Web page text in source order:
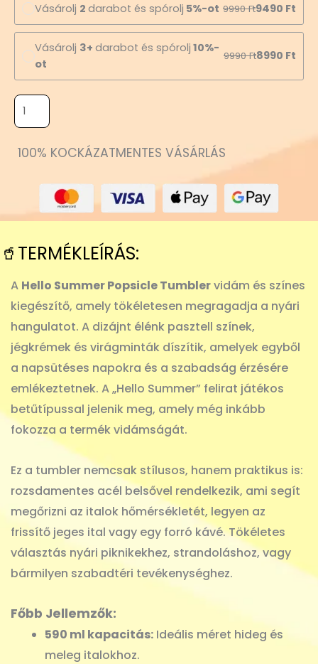
Vásárolj 2 darabot és spórolj 5%-ot 9990Ft9490 Ft
Vásárolj 3+ darabot és spórolj 10%-
ot
9990Ft8990 Ft
100% KOCKÁZATMENTES VÁSÁRLÁS
🥤TERMÉKLEÍRÁS:
A Hello Summer Popsicle Tumblervidám és színes
kiegészítő, amely tökéletesen megragadja a nyári
hangulatot. A dizájnt élénk pasztell színek,
jégkrémek és virágminták díszítik, amelyek egyből
a napsütéses napokra és a szabadság érzésére
emlékeztetnek. A „Hello Summer” felirat játékos
betűtípussal jelenik meg, amely még inkább
fokozza a termék vidámságát.
Ez a tumbler nemcsak stílusos, hanem praktikus is:
rozsdamentes acél belsővel rendelkezik, ami segít
megőrizni az italok hőmérsékletét, legyen az
frissítő jeges ital vagy egy forró kávé. Tökéletes
választás nyári piknikekhez, strandoláshoz, vagy
bármilyen szabadtéri tevékenységhez.
Főbb Jellemzők:
590 ml kapacitás: Ideális méret hideg és
meleg italokhoz.